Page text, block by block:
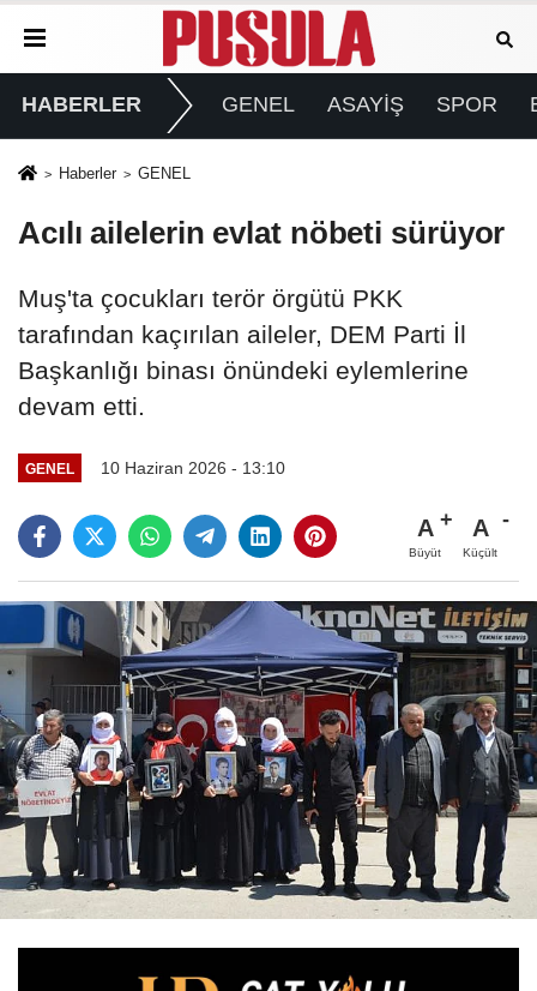
HABERLER GENEL ASAYİŞ SPOR
Haberler GENEL
Acılı ailelerin evlat nöbeti sürüyor
Muş'ta çocukları terör örgütü PKK
tarafından kaçırılan aileler, DEM Parti İl
Başkanlığı binası önündeki eylemlerine
devam etti.
GENEL 10 Haziran 2026 - 13:10
A
Büyüt
A
Küçült